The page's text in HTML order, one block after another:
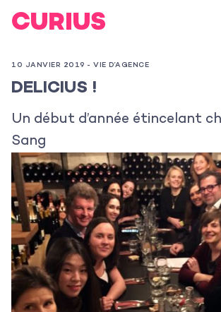
10 JANVIER 2019 - VIE D’AGENCE
DELICIUS !
Un début d’année étincelant
Sang